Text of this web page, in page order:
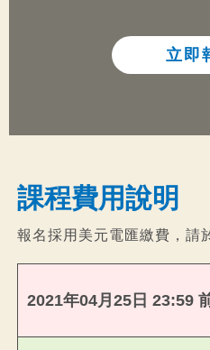
立即
課程費用說明​
報名採用美元電匯繳費，請
2021年04月25日 23:59